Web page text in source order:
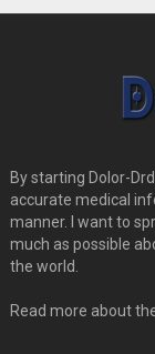
By starting Dolor-
accurate medical
manner. I want to
much as possible
the world.
Read more about